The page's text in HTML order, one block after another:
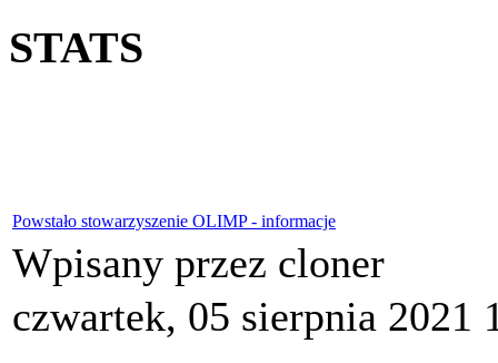
STATS
Powstało stowarzyszenie OLIMP - informacje
Wpisany przez cloner
czwartek, 05 sierpnia 2021